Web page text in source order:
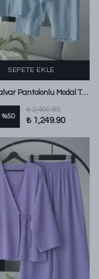
SEPETE EKLE
Basic Şalvar Pantolonlu Modal Takım Bebe Mavi
%50
₺ 2,499.80
₺ 1,249.90